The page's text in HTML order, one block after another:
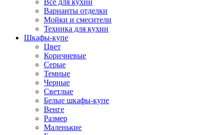
Все для кухни
Варианты отделки
Мойки и смесители
Техника для кухни
Шкафы-купе
Цвет
Коричневые
Серые
Темные
Черные
Светлые
Белые шкафы-купе
Венге
Размер
Маленькие